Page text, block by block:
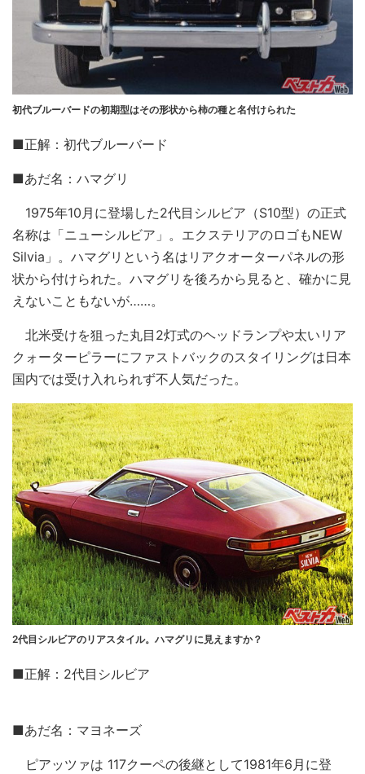
初代ブルーバードの初期型はその形状から柿の種と名付けられた
■正解：初代ブルーバード
■あだ名：ハマグリ
1975年10月に登場した2代目シルビア（S10型）の正式
名称は「ニューシルビア」。エクステリアのロゴもNEW
Silvia」。ハマグリという名はリアクオーターパネルの形
状から付けられた。ハマグリを後ろから見ると、確かに見
えないこともないが……。
北米受けを狙った丸目2灯式のヘッドランプや太いリア
クォーターピラーにファストバックのスタイリングは日本
国内では受け入れられず不人気だった。
2代目シルビアのリアスタイル。ハマグリに見えますか？
■正解：2代目シルビア
■あだ名：マヨネーズ
ピアッツァは 117クーペの後継として1981年6月に登